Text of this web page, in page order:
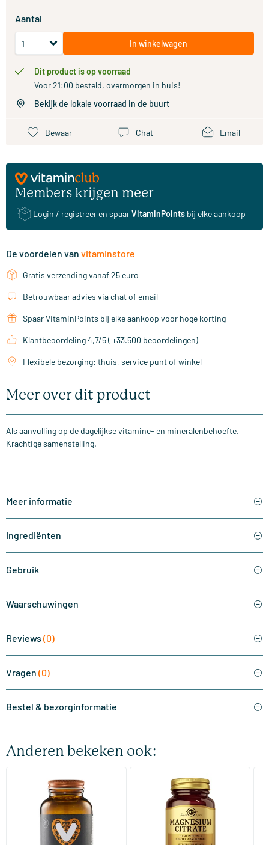
Aantal
In winkelwagen
Dit product is op voorraad
Voor 21:00 besteld, overmorgen in huis!
Bekijk de lokale voorraad in de buurt
Bewaar Chat Email
Members krijgen meer
Login / registreer en spaarVitaminPoints bij elke aankoop
De voordelen van vitaminstore
Gratis verzending vanaf 25 euro
Betrouwbaar advies via chat of email
Spaar VitaminPoints bij elke aankoop voor hoge korting
Klantbeoordeling 4,7/5 ( +33.500 beoordelingen)
Flexibele bezorging: thuis, service punt of winkel
Meer over dit product
Als aanvulling op de dagelijkse vitamine- en mineralenbehoefte.
Krachtige samenstelling.
Meer informatie
Ingrediënten
Gebruik
Waarschuwingen
Reviews (0)
Vragen (0)
Bestel & bezorginformatie
Anderen bekeken ook:
(510)
Super Magnesium
60/​120 tabletten
Vitaminstore
(287)
Magnesium Citrate
(Magnesium Citraat)
60/​120 tabletten
Solgar Vitamins